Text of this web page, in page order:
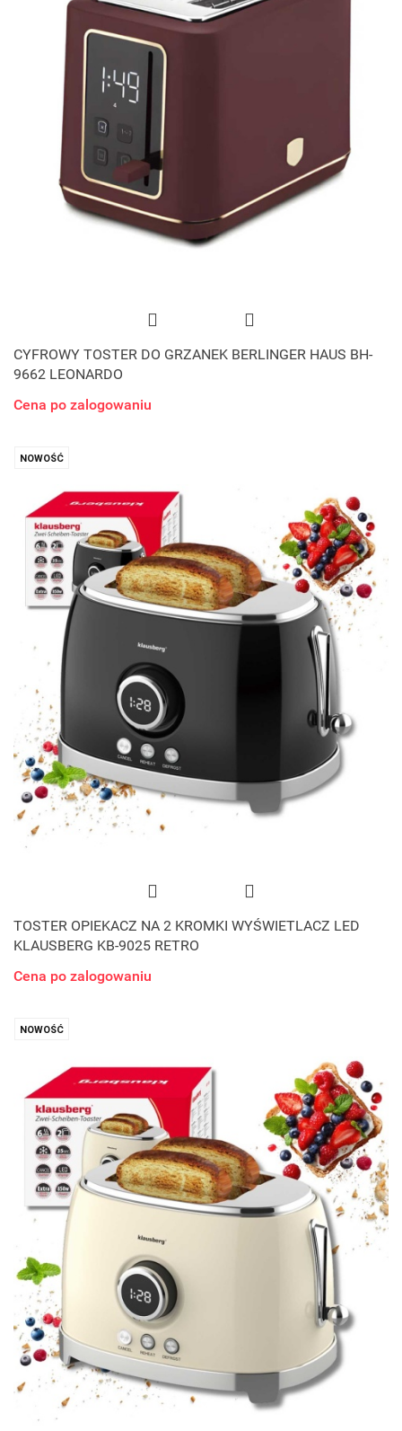
CYFROWY TOSTER DO GRZANEK BERLINGER HAUS BH-
9662 LEONARDO
Cena po zalogowaniu
NOWOŚĆ
TOSTER OPIEKACZ NA 2 KROMKI WYŚWIETLACZ LED
KLAUSBERG KB-9025 RETRO
Cena po zalogowaniu
NOWOŚĆ